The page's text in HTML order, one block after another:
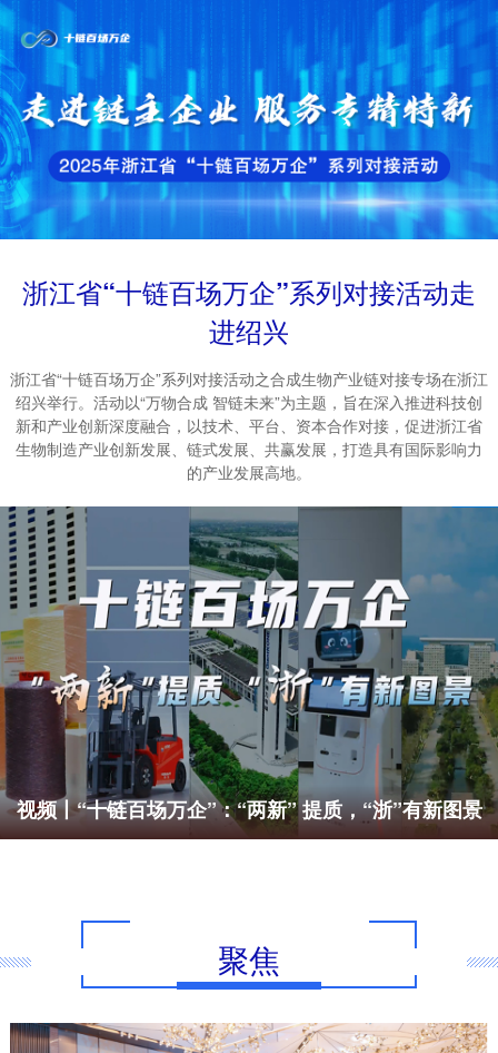
浙江省“十链百场万企”系列对接活动走
进绍兴
浙江省“十链百场万企”系列对接活动之合成生物产业链对接专场在浙江
绍兴举行。活动以“万物合成 智链未来”为主题，旨在深入推进科技创
新和产业创新深度融合，以技术、平台、资本合作对接，促进浙江省
生物制造产业创新发展、链式发展、共赢发展，打造具有国际影响力
的产业发展高地。
视频丨“十链百场万企”：“两新” 提质，“浙”有新图景
聚焦